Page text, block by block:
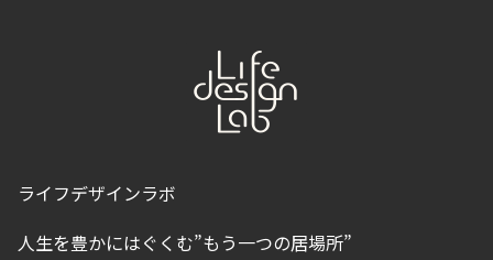
ライフデザインラボ
人生を豊かにはぐくむ”もう一つの居場所”